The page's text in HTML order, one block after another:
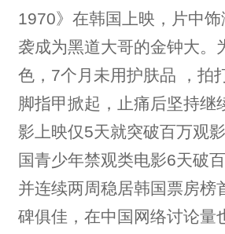
1970》在韩国上映，片中
袭成为黑道大哥的金钟大。
色，7个月未用护肤品 ，拍
脚指甲掀起，止痛后坚持继
影上映仅5天就突破百万观
国青少年禁观类电影6天破
并连续两周稳居韩国票房榜
碑俱佳，在中国网络讨论量